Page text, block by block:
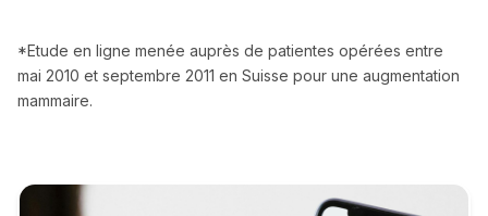
*Etude en ligne menée auprès de patientes opérées entre
mai 2010 et septembre 2011 en Suisse pour une augmentation
mammaire.